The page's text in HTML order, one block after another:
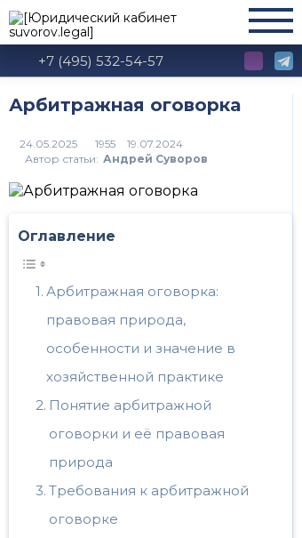
+7 (495) 532-54-57
Арбитражная оговорка
1955
Автор статьи: Андрей Суворов
Оглавление
Арбитражная оговорка:
правовая природа,
особенности и значение в
хозяйственной практике
Понятие арбитражной
оговорки и её правовая
природа
Требования к арбитражной
оговорке